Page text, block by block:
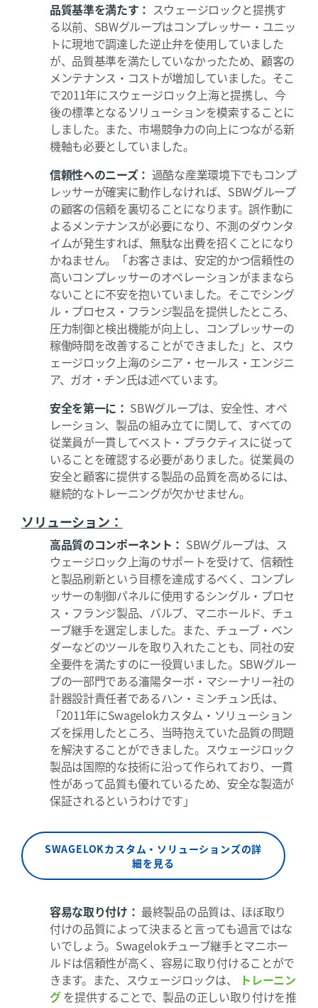
品質基準を満たす： スウェージロックと提携す
る以前、SBWグループはコンプレッサー・ユニッ
トに現地で調達した逆止弁を使用していました
が、品質基準を満たしていなかったため、顧客の
メンテナンス・コストが増加していました。そこ
で2011年にスウェージロック上海と提携し、今
後の標準となるソリューションを模索することに
しました。また、市場競争力の向上につながる新
機軸も必要としていました。
信頼性へのニーズ： 過酷な産業環境下でもコンプ
レッサーが確実に動作しなければ、SBWグループ
の顧客の信頼を裏切ることになります。誤作動に
よるメンテナンスが必要になり、不測のダウンタ
イムが発生すれば、無駄な出費を招くことになり
かねません。「お客さまは、安定的かつ信頼性の
高いコンプレッサーのオペレーションがままなら
ないことに不安を抱いていました。そこでシング
ル・プロセス・フランジ製品を提供したところ、
圧力制御と検出機能が向上し、コンプレッサーの
稼働時間を改善することができました」と、スウ
ェージロック上海のシニア・セールス・エンジニ
ア、ガオ・チン氏は述べています。
安全を第一に： SBWグループは、安全性、オペ
レーション、製品の組み立てに関して、すべての
従業員が一貫してベスト・プラクティスに従って
いることを確認する必要がありました。従業員の
安全と顧客に提供する製品の品質を高めるには、
継続的なトレーニングが欠かせません。
ソリューション：
高品質のコンポーネント： SBWグループは、ス
ウェージロック上海のサポートを受けて、信頼性
と製品刷新という目標を達成するべく、コンプレ
ッサーの制御パネルに使用するシングル・プロセ
ス・フランジ製品、バルブ、マニホールド、チュ
ーブ継手を選定しました。また、チューブ・ベン
ダーなどのツールを取り入れたことも、同社の安
全要件を満たすのに一役買いました。SBWグルー
プの一部門である瀋陽ターボ・マシーナリー社の
計器設計責任者であるハン・ミンチュン氏は、
「2011年にSwagelokカスタム・ソリューション
ズを採用したところ、当時抱えていた品質の問題
を解決することができました。スウェージロック
製品は国際的な技術に沿って作られており、一貫
性があって品質も優れているため、安全な製造が
保証されるというわけです」
SWAGELOKカスタム・ソリューションズの詳
細を見る
容易な取り付け： 最終製品の品質は、ほぼ取り
付けの品質によって決まると言っても過言ではな
いでしょう。Swagelokチューブ継手とマニホー
ルドは信頼性が高く、容易に取り付けることがで
きます。また、スウェージロックは、
トレーニン
グを提供することで、製品の正しい取り付けを推